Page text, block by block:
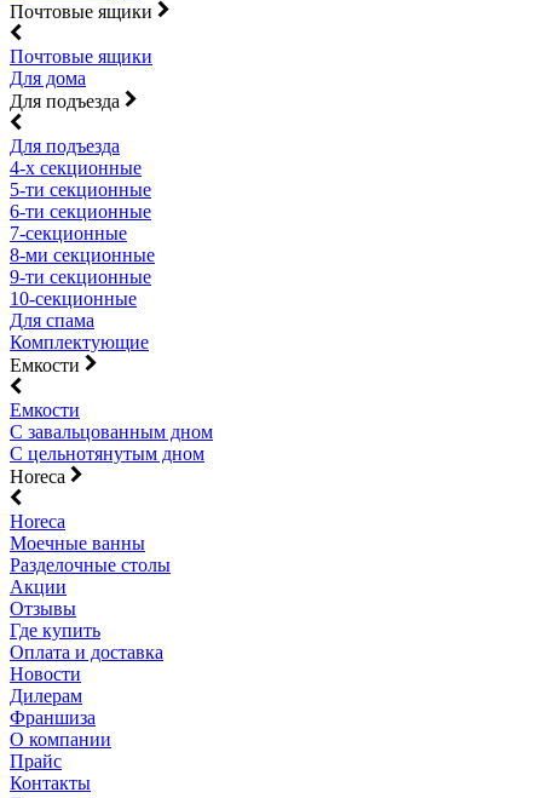
Почтовые ящики
Почтовые ящики
Для дома
Для подъезда
Для подъезда
4-х секционные
5-ти секционные
6-ти секционные
7-секционные
8-ми секционные
9-ти секционные
10-секционные
Для спама
Комплектующие
Емкости
Емкости
С завальцованным дном
С цельнотянутым дном
Horeca
Horeca
Моечные ванны
Разделочные столы
Акции
Отзывы
Где купить
Оплата и доставка
Новости
Дилерам
Франшиза
О компании
Прайс
Контакты